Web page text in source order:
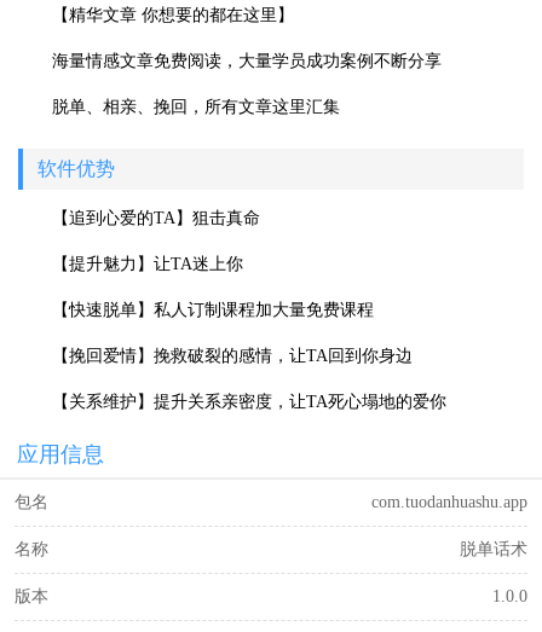
【精华文章 你想要的都在这里】
海量情感文章免费阅读，大量学员成功案例不断分享
脱单、相亲、挽回，所有文章这里汇集
软件优势
【追到心爱的TA】狙击真命
【提升魅力】让TA迷上你
【快速脱单】私人订制课程加大量免费课程
【挽回爱情】挽救破裂的感情，让TA回到你身边
【关系维护】提升关系亲密度，让TA死心塌地的爱你
应用信息
包名 com.tuodanhuashu.app
名称 脱单话术
版本 1.0.0